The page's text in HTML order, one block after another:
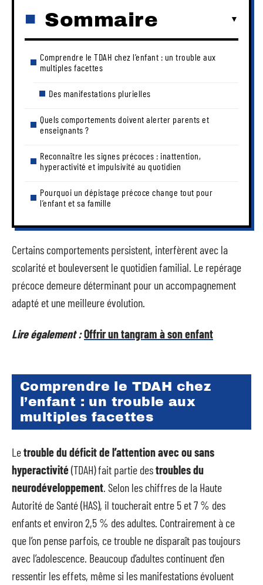
Sommaire
Comprendre le TDAH chez l’enfant : un trouble aux
multiples facettes
Des manifestations plurielles
Quels comportements doivent alerter parents et
enseignants ?
Reconnaître les signes précoces : inattention,
hyperactivité et impulsivité au quotidien
Pourquoi un dépistage précoce change tout pour
l’enfant et sa famille
Certains comportements persistent, interfèrent avec la
scolarité et bouleversent le quotidien familial. Le repérage
précoce demeure déterminant pour un accompagnement
adapté et une meilleure évolution.
Lire également :Offrir un tangram à son enfant
Comprendre le TDAH chez
l’enfant : un trouble aux
multiples facettes
Letrouble du déficit de l’attention avec ou sans
hyperactivité(TDAH) fait partie destroubles du
neurodéveloppement . Selon les chiffres de la Haute
Autorité de Santé (HAS), il toucherait entre 5 et 7 % des
enfants et environ 2,5 % des adultes. Contrairement à ce
que l’on pense parfois, ce trouble ne disparaît pas toujours
avec l’adolescence. Beaucoup d’adultes continuent d’en
ressentir les effets, même si les manifestations évoluent